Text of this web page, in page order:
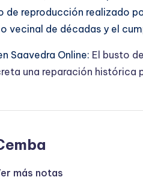
de reproducción realizado
vecinal de décadas y el
Saavedra Online: El busto
una reparación histórica
más notas